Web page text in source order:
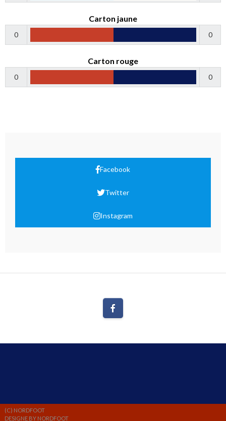
Carton jaune
0 0
Carton rouge
0 0
Facebook
Twitter
Instagram
(C) NORDFOOT
DESIGNE BY NORDFOOT